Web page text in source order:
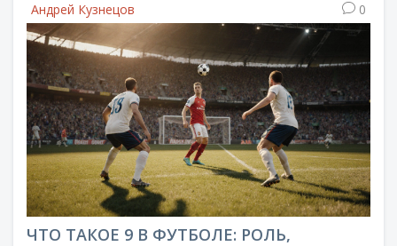
Андрей Кузнецов
0
ЧТО ТАКОЕ 9 В ФУТБОЛЕ: РОЛЬ,